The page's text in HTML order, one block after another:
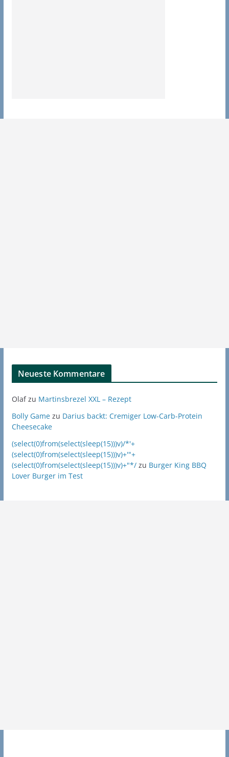
Neueste Kommentare
Olafzu Martinsbrezel XXL – Rezept
Bolly Gamezu Darius backt: Cremiger Low-Carb-Protein
Cheesecake
(select(0)from(select(sleep(15)))v)/*'+
(select(0)from(select(sleep(15)))v)+'"+
(select(0)from(select(sleep(15)))v)+"*/zu Burger King BBQ
Lover Burger im Test